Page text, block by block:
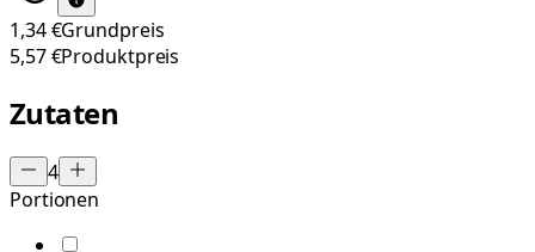
1,34 €Grundpreis
5,57 €Produktpreis
Zutaten
4
Portionen